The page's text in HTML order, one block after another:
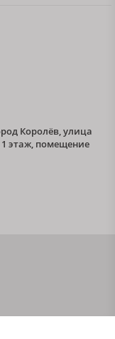
Королёв, улица
1 этаж, помещение